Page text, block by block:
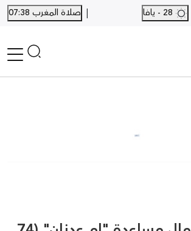
| صلاة المغرب 07:38